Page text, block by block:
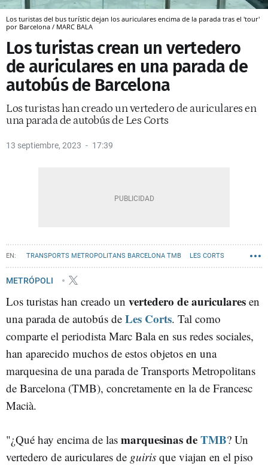
Los turistas del bus turístic dejan los auriculares encima de la parada tras el 'tour'
por Barcelona / MARC BALA
Los turistas crean un vertedero
de auriculares en una parada de
autobús de Barcelona
Los turistas han creado un vertedero de auriculares en
una parada de autobús de Les Corts
13 septiembre, 2023 17:39
TRANSPORTS METROPOLITANS BARCELONA TMB LES CORTS
AUTOBÚS TURISTAS
METRÓPOLI
Los turistas han creado un vertedero de auriculares en
una parada de autobús de Les Corts. Tal como
comparte el periodista Marc Bala en sus redes sociales,
han aparecido muchos de estos objetos en una
marquesina de una parada de Transports Metropolitans
de Barcelona (TMB), concretamente en la de Francesc
Macià.
"¿Qué hay encima de las marquesinas deTMB? Un
vertedero de auriculares de guiris que viajan en el piso